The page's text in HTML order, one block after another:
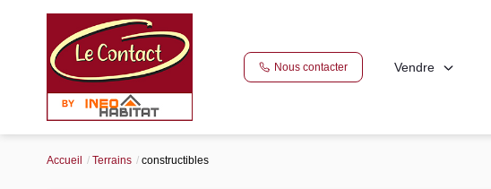
Nous contacter Vendre
Accueil Terrains constructibles